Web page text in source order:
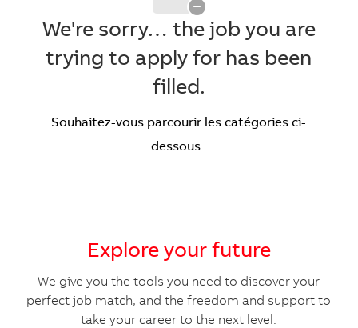
We're sorry… the job you are
trying to apply for has been
filled.
Souhaitez-vous parcourir les catégories ci-
dessous :
Explore your future
We give you the tools you need to discover your
perfect job match, and the freedom and support to
take your career to the next level.